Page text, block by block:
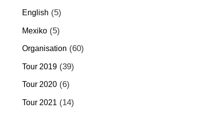
English (5)
Mexiko(5)
Organisation (60)
Tour 2019(39)
Tour 2020(6)
Tour 2021 (14)